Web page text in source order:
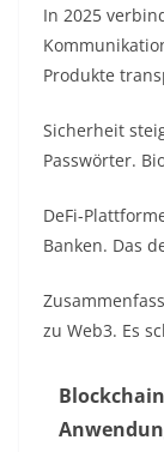
In 2025
Produkte
Sicherheit
Passwörter.
DeFi-
Banken. Das
zu Web3. Es